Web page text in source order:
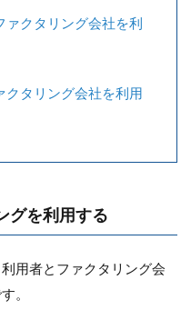
ァクタリング会社を利
クタリング会社を利用
グを利用する
用者とファクタリング会
。